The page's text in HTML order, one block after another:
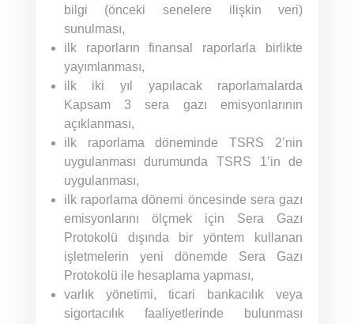
bilgi (önceki senelere ilişkin veri)
sunulması,
ilk raporların finansal raporlarla birlikte
yayımlanması,
ilk iki yıl yapılacak raporlamalarda
Kapsam 3 sera gazı emisyonlarının
açıklanması,
ilk raporlama döneminde TSRS 2’nin
uygulanması durumunda TSRS 1’in de
uygulanması,
ilk raporlama dönemi öncesinde sera gazı
emisyonlarını ölçmek için Sera Gazı
Protokolü dışında bir yöntem kullanan
işletmelerin yeni dönemde Sera Gazı
Protokolü ile hesaplama yapması,
varlık yönetimi, ticari bankacılık veya
sigortacılık faaliyetlerinde bulunması